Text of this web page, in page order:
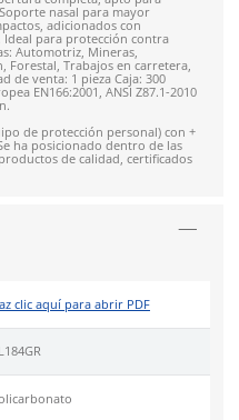
cotización
4.9
79reseñas
DermaCare. Lentes de
con tintura gris para
a impactos, adicionados
UV. Ideal para protección
Automotriz, Mineras,
Forestal, Trabajos en
Unidad de venta: 1 pieza
Europea EN166:2001, ANSI